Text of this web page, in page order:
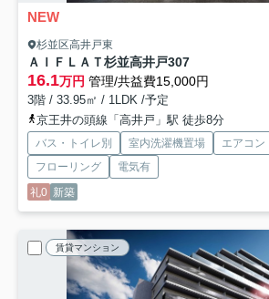
NEW
杉並区高井戸東
ＡＩＦＬＡＴ杉並高井戸307
16.1万円 管理/共益費15,000円
3階 / 33.95㎡ / 1LDK /予定
京王井の頭線「高井戸」駅 徒歩8分
バス・トイレ別 室内洗濯機置場 エアコン
フローリング
電気有
礼0 新築
賃貸マンション